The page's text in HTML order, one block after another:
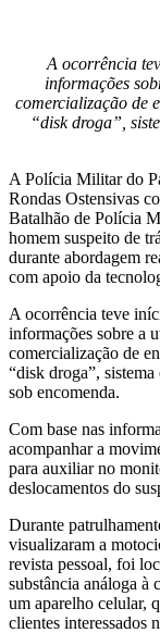
A ocorrência
informações
comercialização de
“disk droga”,
A Polícia Militar do
Rondas Ostensivas
Batalhão de Polícia
homem suspeito de
durante abordagem
com apoio da
A ocorrência teve
informações sobre a
comercialização de
“disk droga”,
sob encomenda.
Com base nas
acompanhar a
para auxiliar no
deslocamentos do
Durante
visualizaram a
revista pessoal, foi
substância análoga à
um aparelho celular,
clientes interessados